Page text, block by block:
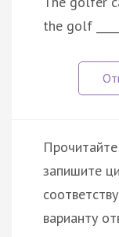
the golf
запишите
варианту